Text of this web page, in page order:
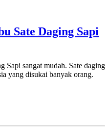
Sate Daging Sapi
Sapi sangat mudah. Sate daging
yang disukai banyak orang.